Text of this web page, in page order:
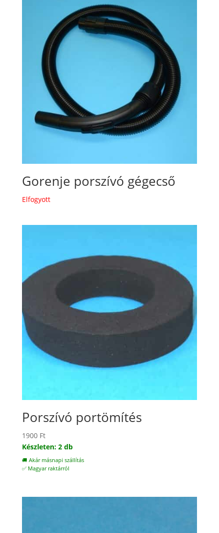
Gorenje porszívó gégecső
Elfogyott
Porszívó portömítés
1900 Ft
Készleten: 2 db
🚚 Akár másnapi szállítás
✅ Magyar raktárról